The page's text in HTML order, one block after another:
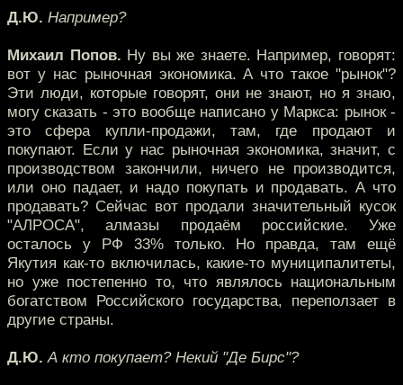
Д.Ю. Например?
Михаил Попов. Ну вы же знаете. Например, говорят:
вот у нас рыночная экономика. А что такое "рынок"?
Эти люди, которые говорят, они не знают, но я знаю,
могу сказать - это вообще написано у Маркса: рынок -
это сфера купли-продажи, там, где продают и
покупают. Если у нас рыночная экономика, значит, с
производством закончили, ничего не производится,
или оно падает, и надо покупать и продавать. А что
продавать? Сейчас вот продали значительный кусок
"АЛРОСА", алмазы продаём российские. Уже
осталось у РФ 33% только. Но правда, там ещё
Якутия как-то включилась, какие-то муниципалитеты,
но уже постепенно то, что являлось национальным
богатством Российского государства, переползает в
другие страны.
Д.Ю. А кто покупает? Некий "Де Бирс"?